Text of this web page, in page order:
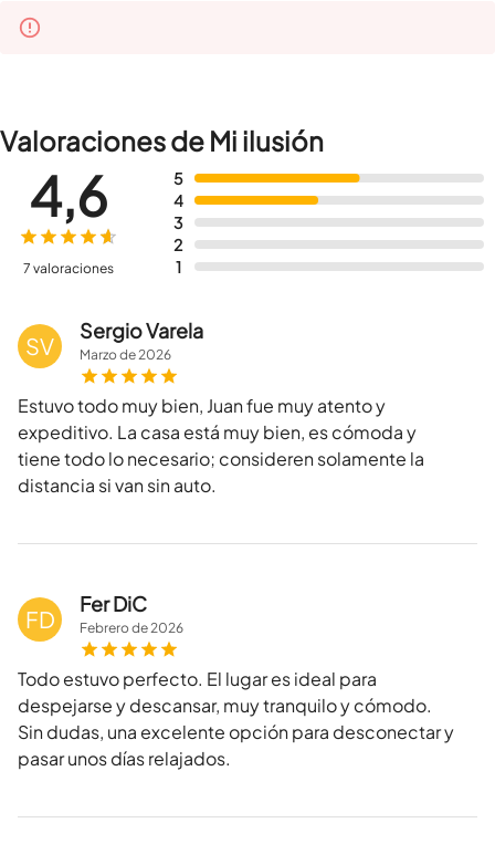
Valoraciones de Mi ilusión
5
4
3
2
1
4,6
7 valoraciones
SV
Sergio Varela
Marzode2026
Estuvo todo muy bien, Juan fue muy atento y
expeditivo. La casa está muy bien, es cómoda y
tiene todo lo necesario; consideren solamente la
distancia si van sin auto.
FD
Fer DiC
Febrerode2026
Todo estuvo perfecto. El lugar es ideal para
despejarse y descansar, muy tranquilo y cómodo.
Sin dudas, una excelente opción para desconectar y
pasar unos días relajados.